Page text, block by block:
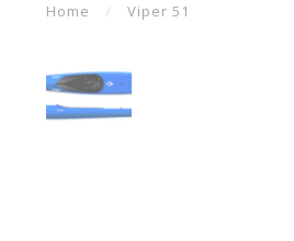
Home / Viper 51